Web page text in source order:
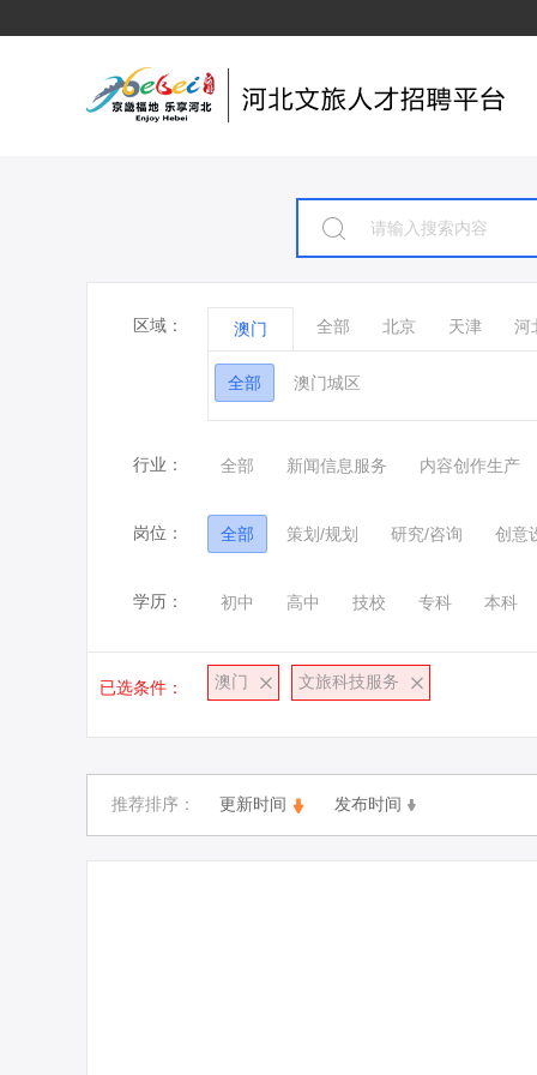
区域： 澳门 全部 北京 天津 河
全部 澳门城区
行业： 全部 新闻信息服务 内容创作生产
岗位： 全部 策划/规划 研究/咨询 创意
学历： 初中 高中 技校 专科 本科
已选条件： 澳门 文旅科技服务
推荐排序： 更新时间 发布时间